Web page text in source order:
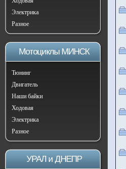
Электрика
Разное
Мотоциклы МИНСК
Тюнинг
Двигатель
Наши байки
Ходовая
Электрика
Разное
УРАЛ и ДНЕПР